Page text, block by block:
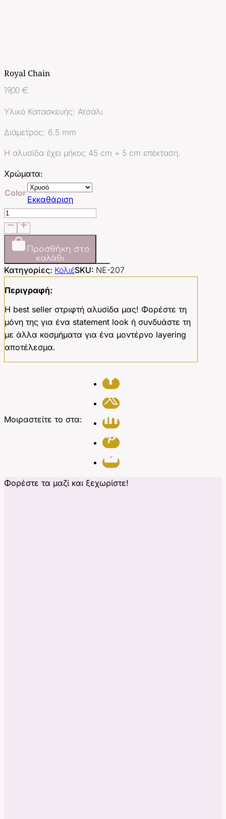
Royal Chain
19,00 €
Υλικό Κατασκευής: Ατσάλι
Διάμετρος: 6.5 mm
Η αλυσίδα έχει μήκος 45 cm + 5 cm επέκταση.
Χρώματα:
Color
Εκκαθάριση
Royal
Chain
ποσότητα
Προσθήκη στο
καλάθι
Κατηγορίες: ΚολιέSKU: NE-207
Περιγραφή:
Η best seller στριφτή αλυσίδα μας! Φορέστε τη
μόνη της για ένα statement look ή συνδυάστε τη
με άλλα κοσμήματα για ένα μοντέρνο layering
αποτέλεσμα.
Μοιραστείτε το στα:
Φορέστε τα μαζί και ξεχωρίστε!